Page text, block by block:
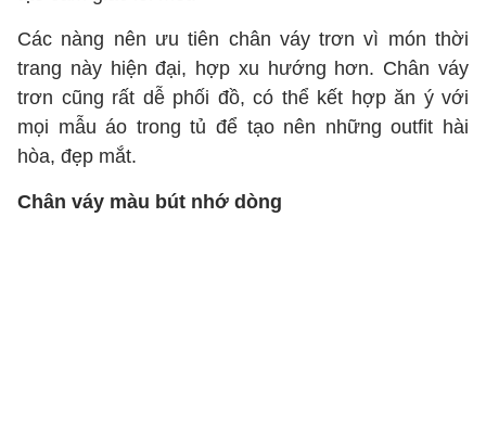
Các nàng nên ưu tiên chân váy trơn vì món thời
trang này hiện đại, hợp xu hướng hơn. Chân váy
trơn cũng rất dễ phối đồ, có thể kết hợp ăn ý với
mọi mẫu áo trong tủ để tạo nên những outfit hài
hòa, đẹp mắt.
Chân váy màu bút nhớ dòng